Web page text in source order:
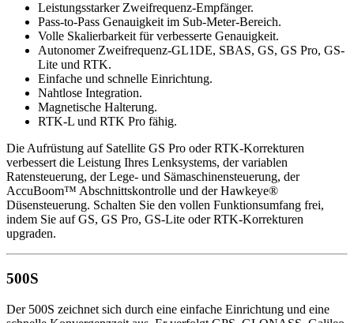
Leistungsstarker Zweifrequenz-Empfänger.
Pass-to-Pass Genauigkeit im Sub-Meter-Bereich.
Volle Skalierbarkeit für verbesserte Genauigkeit.
Autonomer Zweifrequenz-GL1DE, SBAS, GS, GS Pro, GS-
Lite und RTK.
Einfache und schnelle Einrichtung.
Nahtlose Integration.
Magnetische Halterung.
RTK-L und RTK Pro fähig.
Die Aufrüstung auf Satellite GS Pro oder RTK-Korrekturen
verbessert die Leistung Ihres Lenksystems, der variablen
Ratensteuerung, der Lege- und Sämaschinensteuerung, der
AccuBoom™ Abschnittskontrolle und der Hawkeye®
Düsensteuerung. Schalten Sie den vollen Funktionsumfang frei,
indem Sie auf GS, GS Pro, GS-Lite oder RTK-Korrekturen
upgraden.
500S
Der 500S zeichnet sich durch eine einfache Einrichtung und eine